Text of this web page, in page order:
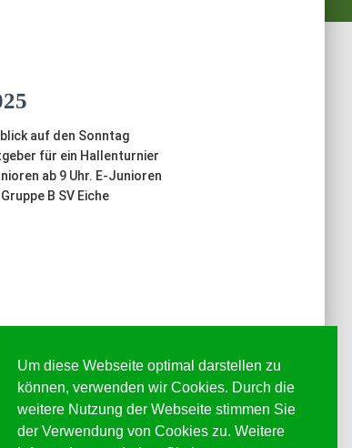
auf den Sonntag
für ein Hallenturnier
ab 9 Uhr. E-Junioren
B SV Eiche
Um diese Webseite optimal darstellen zu
können, verwenden wir Cookies. Durch die
weitere Nutzung der Webseite stimmen Sie
der Verwendung von Cookies zu. Weitere